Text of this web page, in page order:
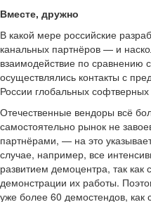
Вместе, дружно
В какой мере российские
канальных партнёров — и
взаимодействие по сравнению
осуществлялись контакты с
России глобальных
Отечественные вендоры всё
самостоятельно рынок не
партнёрами, — на это
случае, например, все
развитием демоцентра, так как
демонстрации их работы.
уже более 60 демостендов, как